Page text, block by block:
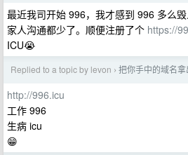
最近我司开始 996，我才感到 996 多么
家人沟通都少了。顺便注册了个 https://
ICU😭
Replied to a topic by levon › 把你手中的域名
http://996.icu
工作 996
生病 icu
😁